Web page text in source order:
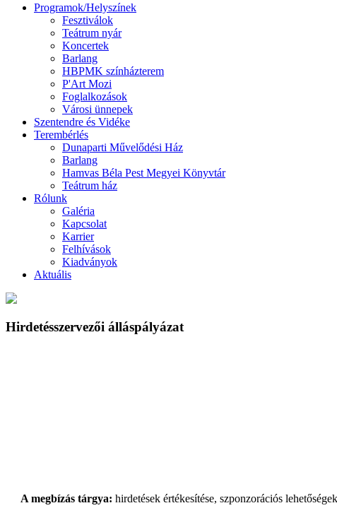
Programok/Helyszínek
Fesztiválok
Teátrum nyár
Koncertek
Barlang
HBPMK színházterem
P'Art Mozi
Foglalkozások
Városi ünnepek
Szentendre és Vidéke
Terembérlés
Dunaparti Művelődési Ház
Barlang
Hamvas Béla Pest Megyei Könyvtár
Teátrum ház
Rólunk
Galéria
Kapcsolat
Karrier
Felhívások
Kiadványok
Aktuális
Hirdetésszervezői álláspályázat
A megbízás tárgya: hirdetések értékesítése, szponzorációs